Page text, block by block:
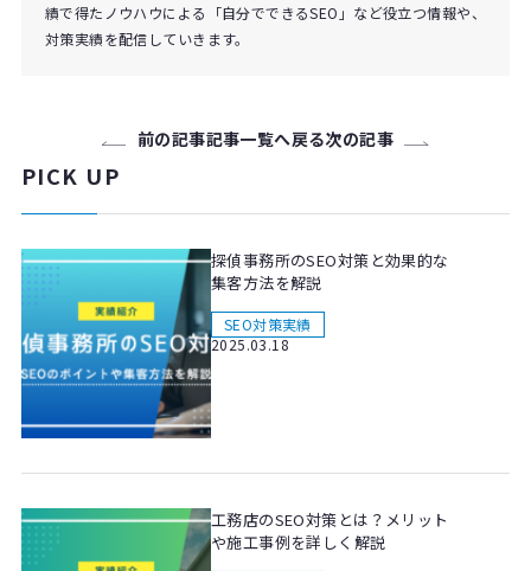
績で得たノウハウによる「自分でできるSEO」など役立つ情報や、
対策実績を配信していきます。
前の記事記事一覧へ戻る次の記事
PICK UP
探偵事務所のSEO対策と効果的な
集客方法を解説
SEO対策実績
2025.03.18
工務店のSEO対策とは？メリット
や施工事例を詳しく解説